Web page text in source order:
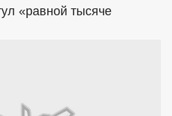
«равной тысяче